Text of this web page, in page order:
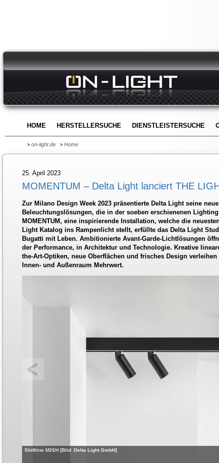
HOME HERSTELLERSUCHE DIENSTLEISTERSUCHE
> on-light.de > Home
25. April 2023
MOMENTUM – Delta Light lanciert THE
Zur Milano Design Week 2023 präsentierte Delta Light seine
Beleuchtungslösungen, die in der soeben erschienenen
MOMENTUM, eine inspirierende Installation, welche die
Light Katalog ins Rampenlicht stellt, erfüllte das Delta Light
Bugatti mit Leben. Ambitionierte Avant-Garde-Lichtlösungen
der Performance, in Architektur und Technologie. Kreative
the-Art-Optiken, neue Oberflächen und frisches Design
Innen- und Außenraum Mehrwert.
Shiftline M26H [Bild: Delta Light GmbH]